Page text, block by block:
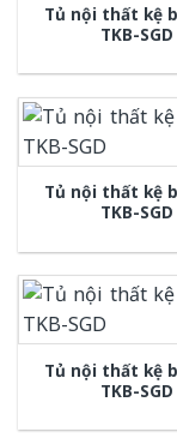
Tủ nội thất kệ
TKB-SGD
Tủ nội thất kệ
TKB-SGD
Tủ nội thất kệ
TKB-SGD